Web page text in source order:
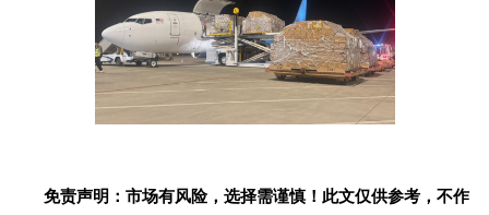
免责声明：市场有风险，选择需谨慎！此文仅供参考，不作